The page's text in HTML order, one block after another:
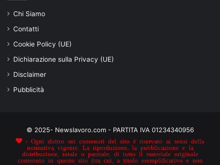
Chi Siamo
Contatti
Cookie Policy (UE)
Dichiarazione sulla Privacy (UE)
Disclaimer
Pubblicità
© 2025- Newslavoro.com - PARTITA IVA 01234340956
- Ogni diritto sui contenuti del sito è riservato ai sensi della
normativa vigente. La riproduzione, la pubblicazione e la
distribuzione, totale o parziale, di tutto il materiale originale
contenuto in questo sito (tra cui, a titolo esemplificativo e non